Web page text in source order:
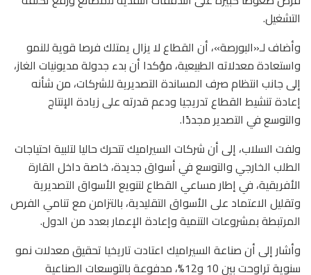
التشغيل.
وأضاف لـ«البورصة»، أن القطاع لا يزال يمتلك فرصا قوية للنمو
واستعادة معدلاته الطبيعية، مؤكدا أن بدء جدولة مديونيات الغاز،
إلى جانب انتظام صرف المساندة التصديرية للشركات، من شأنه
إعادة تنشيط القطاع تدريجيا ودعم قدرته على زيادة الإنتاج
والتوسع في التصدير مجددًا.
ولفت السلاب، إلى أن شركات السيراميك تتحرك حاليا لتلبية احتياجات
الطلب الخارجي والتوسع في أسواق جديدة، خاصة داخل القارة
الأفريقية، في إطار مساعي القطاع لتنويع الأسواق التصديرية
وتقليل الاعتماد على الأسواق التقليدية، بالتزامن مع تنامي الفرص
المرتبطة بمشروعات التنمية وإعادة الإعمار بعدد من الدول.
وأشار إلى أن صناعة السيراميك اعتادت تاريخيا تحقيق معدلات نمو
سنوية تراوحت بين 10 و12%، مدفوعة بالتوسعات الصناعية